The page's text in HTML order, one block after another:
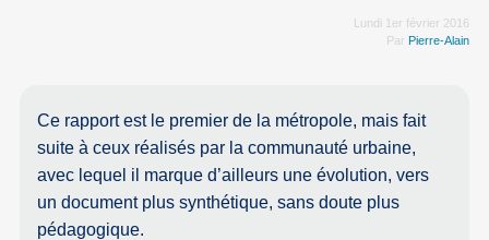
Lundi 1er février 2016
Par Pierre-Alain
Ce rapport est le premier de la métropole, mais fait
suite à ceux réalisés par la communauté urbaine,
avec lequel il marque d’ailleurs une évolution, vers
un document plus synthétique, sans doute plus
pédagogique.